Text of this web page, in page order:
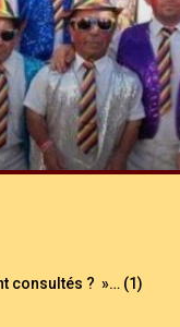
consultés ? »… (1)